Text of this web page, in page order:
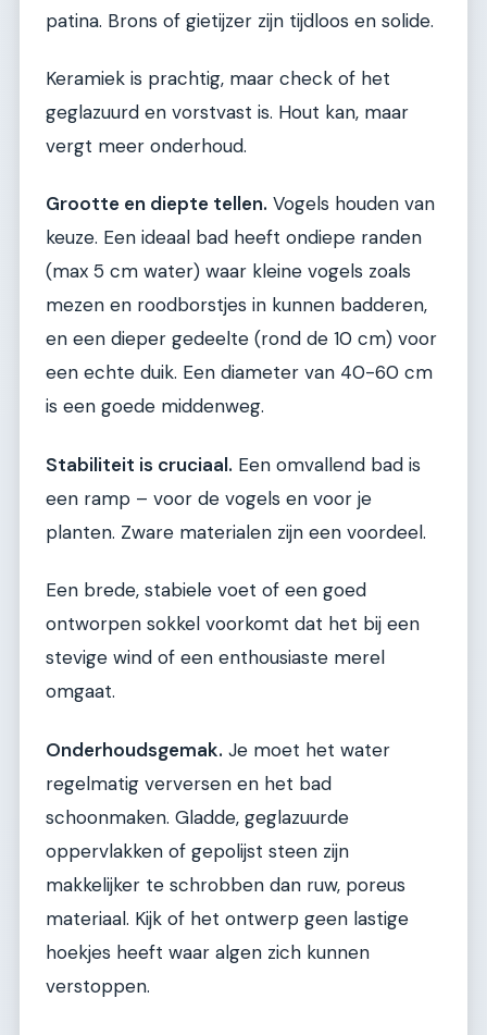
patina. Brons of gietijzer zijn tijdloos en solide.
Keramiek is prachtig, maar check of het
geglazuurd en vorstvast is. Hout kan, maar
vergt meer onderhoud.
Grootte en diepte tellen. Vogels houden van
keuze. Een ideaal bad heeft ondiepe randen
(max 5 cm water) waar kleine vogels zoals
mezen en roodborstjes in kunnen badderen,
en een dieper gedeelte (rond de 10 cm) voor
een echte duik. Een diameter van 40-60 cm
is een goede middenweg.
Stabiliteit is cruciaal. Een omvallend bad is
een ramp – voor de vogels en voor je
planten. Zware materialen zijn een voordeel.
Een brede, stabiele voet of een goed
ontworpen sokkel voorkomt dat het bij een
stevige wind of een enthousiaste merel
omgaat.
Onderhoudsgemak. Je moet het water
regelmatig verversen en het bad
schoonmaken. Gladde, geglazuurde
oppervlakken of gepolijst steen zijn
makkelijker te schrobben dan ruw, poreus
materiaal. Kijk of het ontwerp geen lastige
hoekjes heeft waar algen zich kunnen
verstoppen.